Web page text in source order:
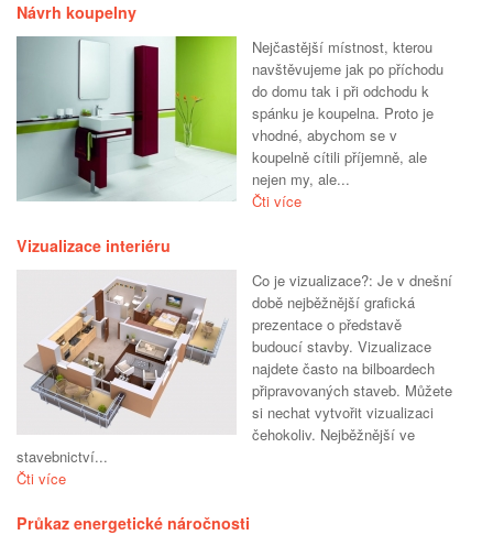
Návrh koupelny
Nejčastější místnost, kterou
navštěvujeme jak po příchodu
do domu tak i při odchodu k
spánku je koupelna. Proto je
vhodné, abychom se v
koupelně cítili příjemně, ale
nejen my, ale...
Čti více
Vizualizace interiéru
Co je vizualizace?: Je v dnešní
době nejběžnější grafická
prezentace o představě
budoucí stavby. Vizualizace
najdete často na bilboardech
připravovaných staveb. Můžete
si nechat vytvořit vizualizaci
čehokoliv. Nejběžnější ve
stavebnictví...
Čti více
Průkaz energetické náročnosti